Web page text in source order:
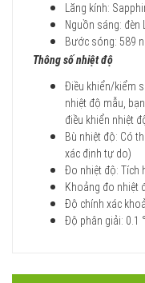
Lăng kính:
Nguồn sáng: đèn
Bước sóng: 589
Thông số nhiệt độ
Điều khiển/kiểm
nhiệt độ mẫu,
điều khiển nhiệt
Bù nhiệt độ: Có
xác định tự do)
Đo nhiệt độ: Tích
Khoảng đo nhiệt
Độ chính xác
Độ phân giải: 0.1